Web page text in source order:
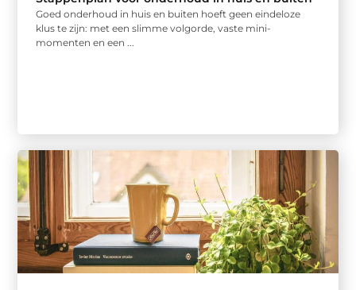
Goed onderhoud in huis en buiten hoeft geen eindeloze
klus te zijn: met een slimme volgorde, vaste mini-
momenten en een ...